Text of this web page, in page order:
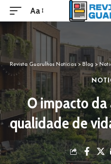
Aa
Revista Guarulhos Notícias> Blog >
O impacto
qualidade de